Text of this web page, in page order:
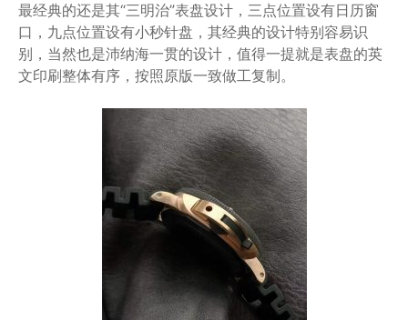
最经典的还是其“三明治”表盘设计，三点位置设有日历窗
口，九点位置设有小秒针盘，其经典的设计特别容易识
别，当然也是沛纳海一贯的设计，值得一提就是表盘的英
文印刷整体有序，按照原版一致做工复制。